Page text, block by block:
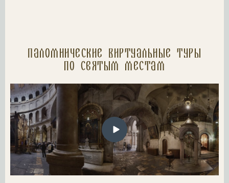
Паломнические Виртуальные туры
по святым местам